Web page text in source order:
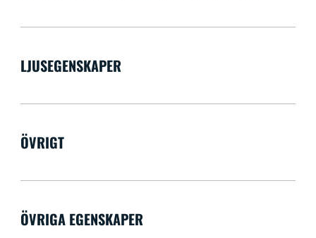
LJUSEGENSKAPER
ÖVRIGT
ÖVRIGA EGENSKAPER